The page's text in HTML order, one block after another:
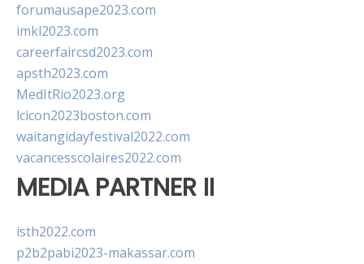
forumausape2023.com
imkl2023.com
careerfaircsd2023.com
apsth2023.com
MedItRio2023.org
lcicon2023boston.com
waitangidayfestival2022.com
vacancesscolaires2022.com
MEDIA PARTNER II
isth2022.com
p2b2pabi2023-makassar.com